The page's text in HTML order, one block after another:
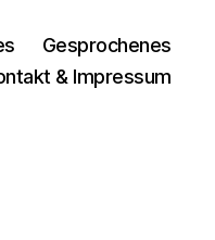
Gesprochenes
& Impressum